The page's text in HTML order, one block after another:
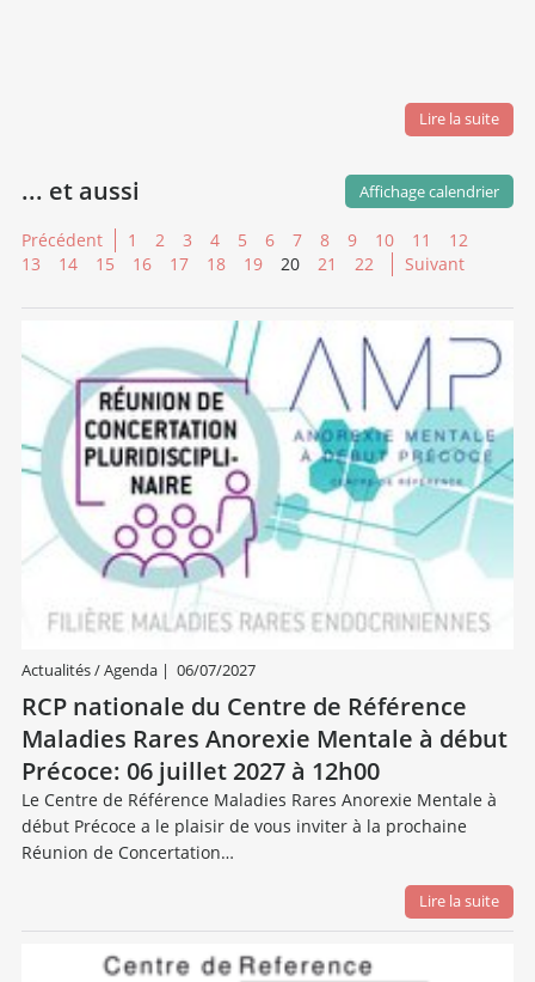
Lire la suite
... et aussi Affichage calendrier
Précédent 1 2 3 4 5 6 7 8 9 10 11
12
13
14 15 16 17 18 19 20 21 22 Suivant
Actualités / Agenda| 06/07/2027
RCP nationale du Centre de Référence
Maladies Rares Anorexie Mentale à début
Précoce: 06 juillet 2027 à 12h00
Le Centre de Référence Maladies Rares Anorexie Mentale à
début Précoce a le plaisir de vous inviter à la prochaine
Réunion de Concertation…
Lire la suite